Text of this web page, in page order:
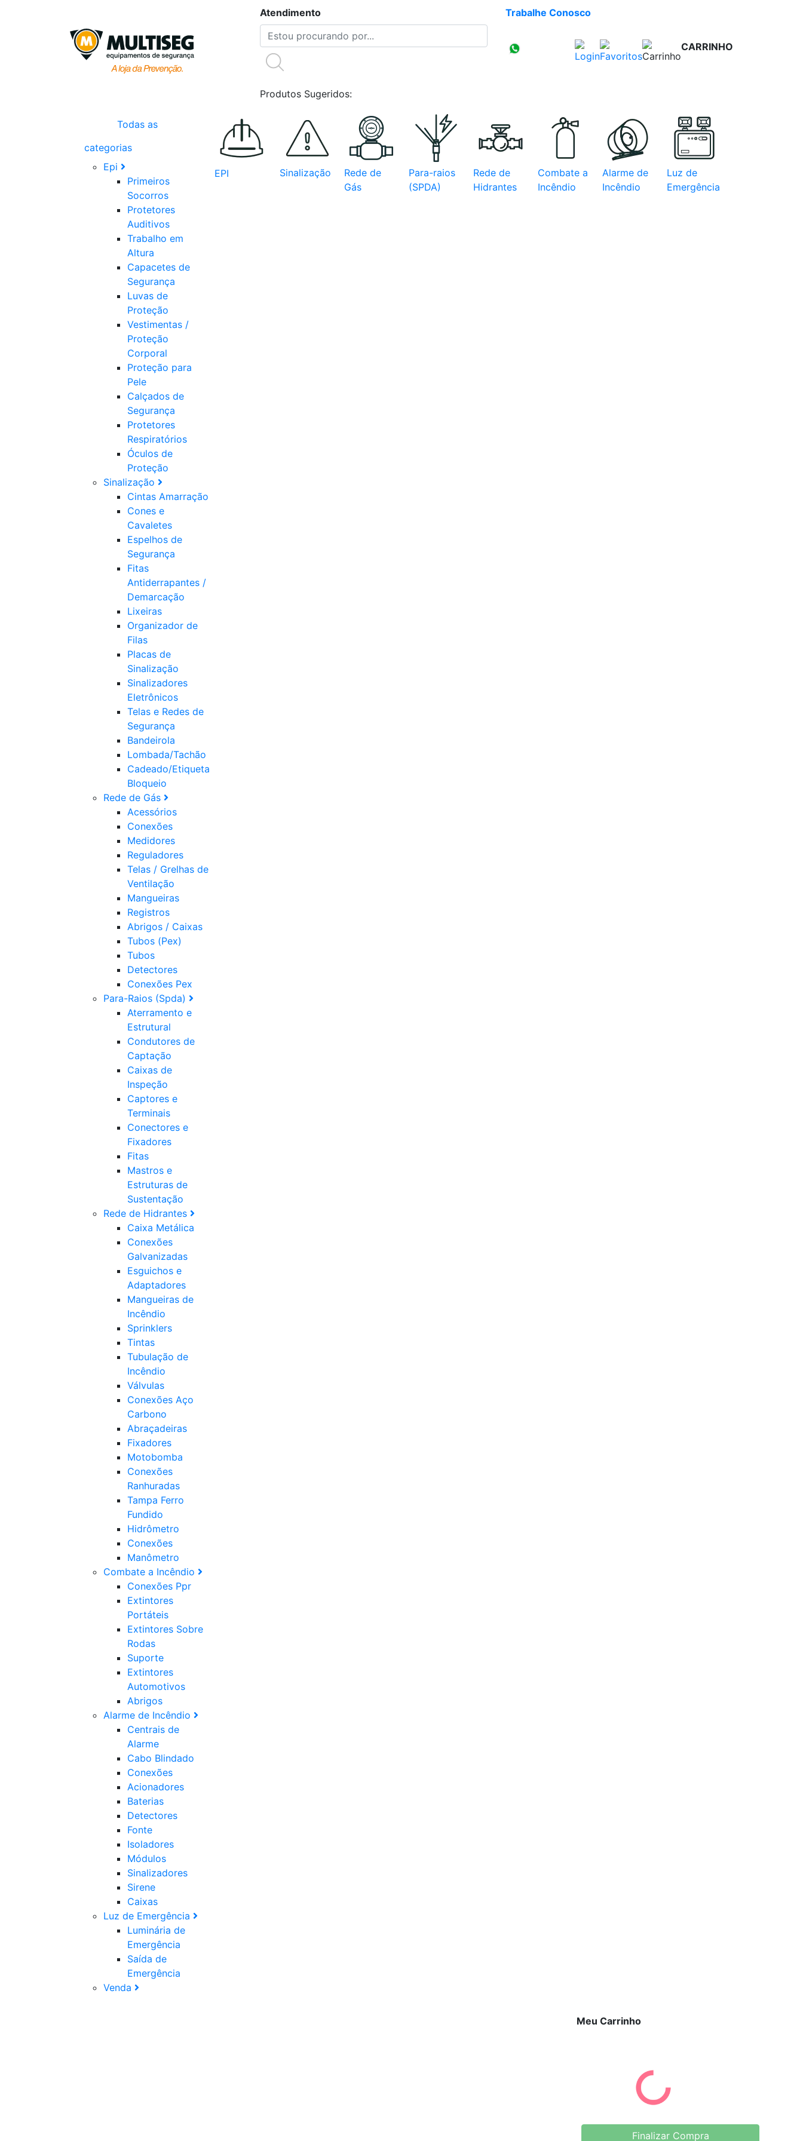
Atendimento Trabalhe Conosco
Produtos Sugeridos:
CARRINHO
Todas as
categorias
Epi
Primeiros
Socorros
Protetores
Auditivos
Trabalho em
Altura
Capacetes de
Segurança
Luvas de
Proteção
Vestimentas /
Proteção
Corporal
Proteção para
Pele
Calçados de
Segurança
Protetores
Respiratórios
Óculos de
Proteção
Sinalização
Cintas Amarração
Cones e
Cavaletes
Espelhos de
Segurança
Fitas
Antiderrapantes /
Demarcação
Lixeiras
Organizador de
Filas
Placas de
Sinalização
Sinalizadores
Eletrônicos
Telas e Redes de
Segurança
Bandeirola
Lombada/Tachão
Cadeado/Etiqueta
Bloqueio
Rede de Gás
Acessórios
Conexões
Medidores
Reguladores
Telas / Grelhas de
Ventilação
Mangueiras
Registros
Abrigos / Caixas
Tubos (Pex)
Tubos
Detectores
Conexões Pex
Para-Raios (Spda)
Aterramento e
Estrutural
Condutores de
Captação
Caixas de
Inspeção
Captores e
Terminais
Conectores e
Fixadores
Fitas
Mastros e
Estruturas de
Sustentação
Rede de Hidrantes
Caixa Metálica
Conexões
Galvanizadas
Esguichos e
Adaptadores
Mangueiras de
Incêndio
Sprinklers
Tintas
Tubulação de
Incêndio
Válvulas
Conexões Aço
Carbono
Abraçadeiras
Fixadores
Motobomba
Conexões
Ranhuradas
Tampa Ferro
Fundido
Hidrômetro
Conexões
Manômetro
Combate a Incêndio
Conexões Ppr
Extintores
Portáteis
Extintores Sobre
Rodas
Suporte
Extintores
Automotivos
Abrigos
Alarme de Incêndio
Centrais de
Alarme
Cabo Blindado
Conexões
Acionadores
Baterias
Detectores
Fonte
Isoladores
Módulos
Sinalizadores
Sirene
Caixas
Luz de Emergência
Luminária de
Emergência
Saída de
Emergência
Venda
EPI Sinalização
Rede de
Gás
Para-raios
(SPDA)
Rede de
Hidrantes
Combate a
Incêndio
Alarme de
Incêndio
Luz de
Emergência
Meu Carrinho
Finalizar Compra